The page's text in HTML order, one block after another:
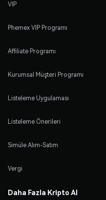
VIP
Phemex VIP Programı
Affiliate Programı
Kurumsal Müşteri Programı
Listeleme Uygulaması
Listeleme Önerileri
Simüle Alım-Satım
Vergi
Daha Fazla Kripto Al